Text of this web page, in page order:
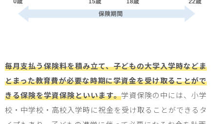
毎月支払う保険料を積み立て、子どもの大学入学時などま
とまった教育費が必要な時期に学資金を受け取ることがで
きる保険を学資保険といいます。学資保険の中には、小学
校・中学校・高校入学時に祝金を受け取ることができるタ